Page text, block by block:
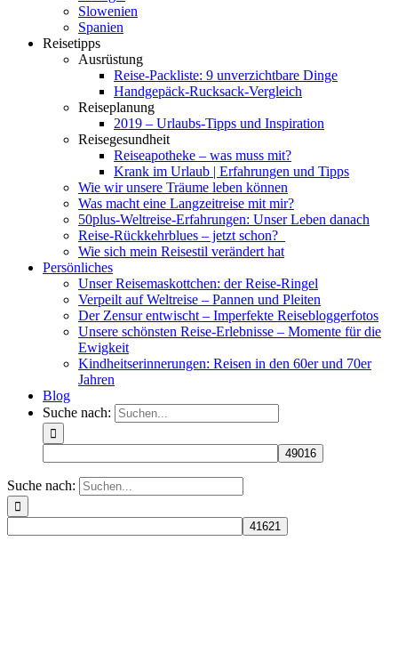
Slowenien
Spanien
Reisetipps
Ausrüstung
Reise-Packliste: 9 unverzichtbare Dinge
Handgepäck-Rucksack-Vergleich
Reiseplanung
2019 – Urlaubs-Tipps und Inspiration
Reisegesundheit
Reiseapotheke – was muss mit?
Krank im Urlaub | Erfahrungen und Tipps
Wie wir unsere Träume leben können
Was macht eine Langzeitreise mit mir?
50plus-Weltreise-Erfahrungen: Unser Leben danach
Reise-Rückkehrblues – jetzt schon?
Wie sich mein Reisestil verändert hat
Persönliches
Unser Reisemaskottchen: der Reise-Ringel
Verpeilt auf Weltreise – Pannen und Pleiten
Der Zensur entwischt – Imperfekte Reisebloggerfotos
Unsere schönsten Reise-Erlebnisse – Momente für die
Ewigkeit
Kindheitserinnerungen: Reisen in den 60er und 70er
Jahren
Blog
Suche nach:
Suche nach: